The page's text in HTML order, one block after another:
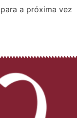
a próxima vez